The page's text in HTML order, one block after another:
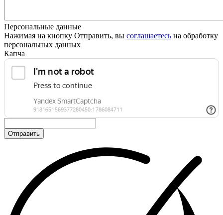
Персональные данные
Нажимая на кнопку Отправить, вы соглашаетесь на обработку
персональных данных
Капча
Отправить